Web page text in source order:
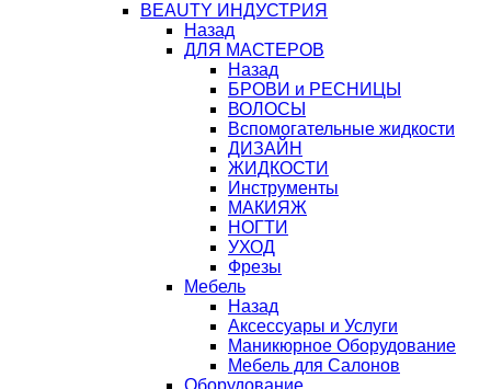
BЕАUTY ИНДУСТРИЯ
Назад
ДЛЯ МАСТЕРОВ
Назад
БРОВИ и РЕСНИЦЫ
ВОЛОСЫ
Вспомогательные жидкости
ДИЗАЙН
ЖИДКОСТИ
Инструменты
МАКИЯЖ
НОГТИ
УХОД
Фрезы
Мебель
Назад
Аксессуары и Услуги
Маникюрное Оборудование
Мебель для Салонов
Оборудование